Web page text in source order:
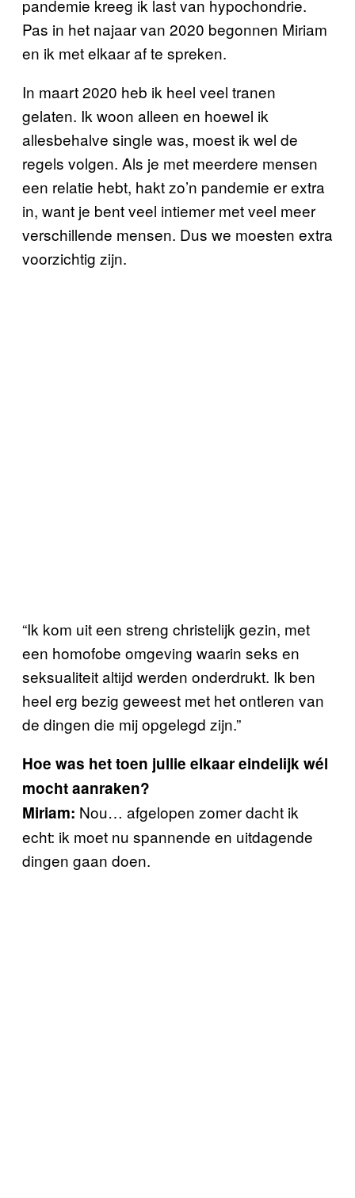
pandemie kreeg ik last van hypochondrie.
Pas in het najaar van 2020 begonnen Miriam
en ik met elkaar af te spreken.
In maart 2020 heb ik heel veel tranen
gelaten. Ik woon alleen en hoewel ik
allesbehalve single was, moest ik wel de
regels volgen. Als je met meerdere mensen
een relatie hebt, hakt zo’n pandemie er extra
in, want je bent veel intiemer met veel meer
verschillende mensen. Dus we moesten extra
voorzichtig zijn.
“Ik kom uit een streng christelijk gezin, met
een homofobe omgeving waarin seks en
seksualiteit altijd werden onderdrukt. Ik ben
heel erg bezig geweest met het ontleren van
de dingen die mij opgelegd zijn.”
Hoe was het toen jullie elkaar eindelijk wél
mocht aanraken?
Miriam: Nou… afgelopen zomer dacht ik
echt: ik moet nu spannende en uitdagende
dingen gaan doen.